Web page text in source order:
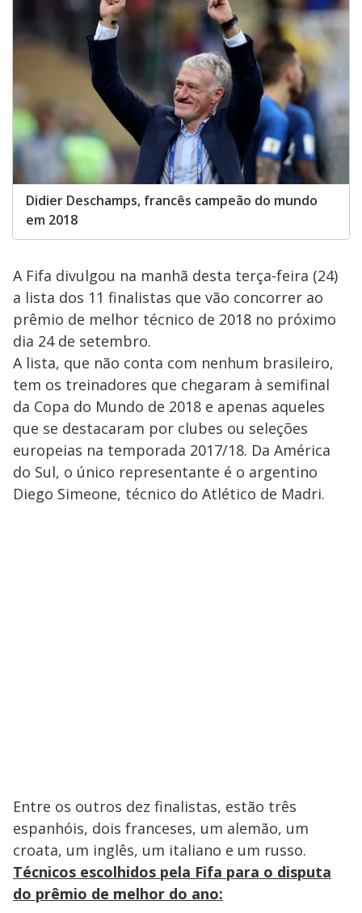
Didier Deschamps, francês campeão do mundo
em 2018
A Fifa divulgou na manhã desta terça-feira (24)
a lista dos 11 finalistas que vão concorrer ao
prêmio de melhor técnico de 2018 no próximo
dia 24 de setembro.
A lista, que não conta com nenhum brasileiro,
tem os treinadores que chegaram à semifinal
da Copa do Mundo de 2018 e apenas aqueles
que se destacaram por clubes ou seleções
europeias na temporada 2017/18. Da América
do Sul, o único representante é o argentino
Diego Simeone, técnico do Atlético de Madri.
Entre os outros dez finalistas, estão três
espanhóis, dois franceses, um alemão, um
croata, um inglês, um italiano e um russo.
Técnicos escolhidos pela Fifa para o disputa
do prêmio de melhor do ano: